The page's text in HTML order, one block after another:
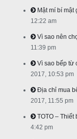
Mật mí bí mật
12:22 am
Vì sao nên
11:39 pm
Vì sao bếp từ
2017, 10:53 pm
Địa chỉ mua
2017, 11:55 pm
TOTO – Thiết
4:42 pm